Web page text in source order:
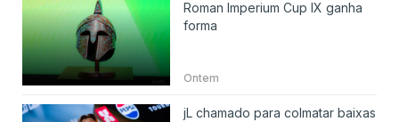
Roman Imperium Cup IX ganha
forma
Ontem
jL chamado para colmatar baixas